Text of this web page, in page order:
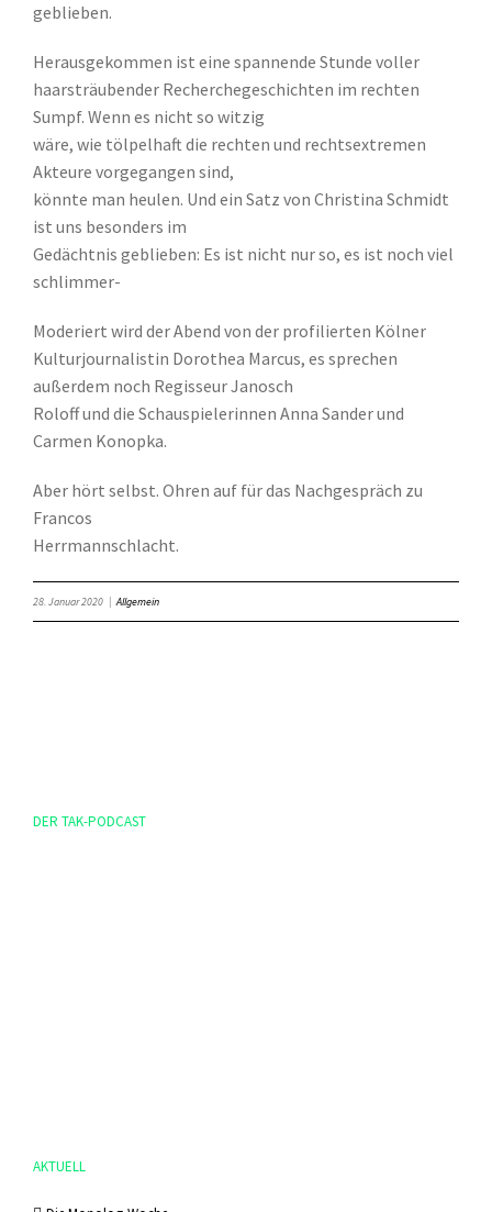
geblieben.
Herausgekommen ist eine spannende Stunde voller
haarsträubender Recherchegeschichten im rechten
Sumpf. Wenn es nicht so witzig
wäre, wie tölpelhaft die rechten und rechtsextremen
Akteure vorgegangen sind,
könnte man heulen. Und ein Satz von Christina Schmidt
ist uns besonders im
Gedächtnis geblieben: Es ist nicht nur so, es ist noch viel
schlimmer-
Moderiert wird der Abend von der profilierten Kölner
Kulturjournalistin Dorothea Marcus, es sprechen
außerdem noch Regisseur Janosch
Roloff und die Schauspielerinnen Anna Sander und
Carmen Konopka.
Aber hört selbst. Ohren auf für das Nachgespräch zu
Francos
Herrmannschlacht.
28. Januar 2020 | Allgemein
DER TAK-PODCAST
AKTUELL